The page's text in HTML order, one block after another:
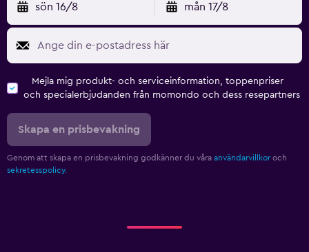
sön 16/8 mån 17/8
Mejla mig produkt- och serviceinformation, toppenpriser
och specialerbjudanden från momondo och dess resepartners
Skapa en prisbevakning
Genom att skapa en prisbevakning godkänner du våra användarvillkor och
sekretesspolicy.